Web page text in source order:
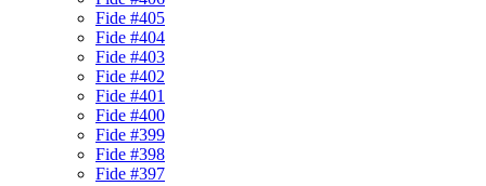
Fide #405
Fide #404
Fide #403
Fide #402
Fide #401
Fide #400
Fide #399
Fide #398
Fide #397